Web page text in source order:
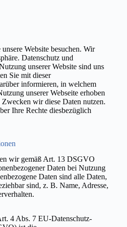
Website besuchen. Wir
Datenschutz und
unserer Website sind uns
Sie mit dieser
informieren, in welchem
unserer Webseite erhoben
wir diese Daten nutzen.
Ihre Rechte diesbezüglich
wir gemäß Art. 13 DSGVO
Daten bei Nutzung
Daten sind alle Daten,
sind, z. B. Name, Adresse,
4 Abs. 7 EU-Datenschutz-